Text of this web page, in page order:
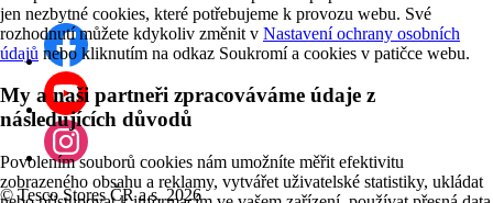
jen nezbytné cookies, které potřebujeme k provozu webu. Své
rozhodnutí můžete kdykoliv změnit v Nastavení ochrany osobních
údajů nebo kliknutím na odkaz Soukromí a cookies v patičce webu.
My a naši partneři zpracováváme údaje z
následujících důvodů
Povolením souborů cookies nám umožníte měřit efektivitu
zobrazeného obsahu a reklamy, vytvářet uživatelské statistiky, ukládat
©Tesco Stores ČR a.s. 2026